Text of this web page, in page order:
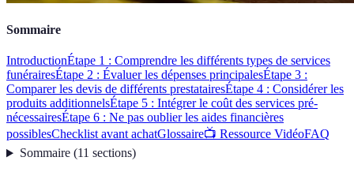
Sommaire
IntroductionÉtape 1 : Comprendre les différents types de services
funérairesÉtape 2 : Évaluer les dépenses principalesÉtape 3 :
Comparer les devis de différents prestatairesÉtape 4 : Considérer les
produits additionnelsÉtape 5 : Intégrer le coût des services pré-
nécessairesÉtape 6 : Ne pas oublier les aides financières
possiblesChecklist avant achatGlossaire📺 Ressource VidéoFAQ
Sommaire(11 sections)